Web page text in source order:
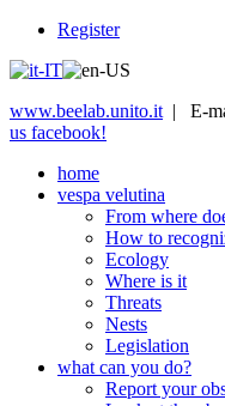
Register
www.beelab.unito.it | E-
us facebook!
home
vespa velutina
From where
How to
Ecology
Where is it
Threats
Nests
Legislation
what can you do?
Report your